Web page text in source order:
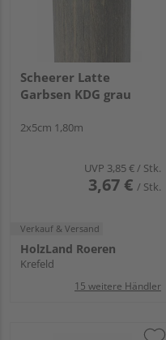
Scheerer Latte
Garbsen KDG grau
2x5cm 1,80m
UVP 3,85 €/ Stk.
3,67 € / Stk.
Verkauf & Versand
HolzLand Roeren
Krefeld
15 weitere Händler